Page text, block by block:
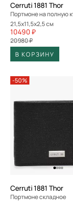
Cerruti 1881 Thor
Портмоне на полную
21,5x11,5x2,5 см
10490 ₽
20980 ₽
В КОРЗИНУ
-50%
Cerruti 1881 Thor
Портмоне складное